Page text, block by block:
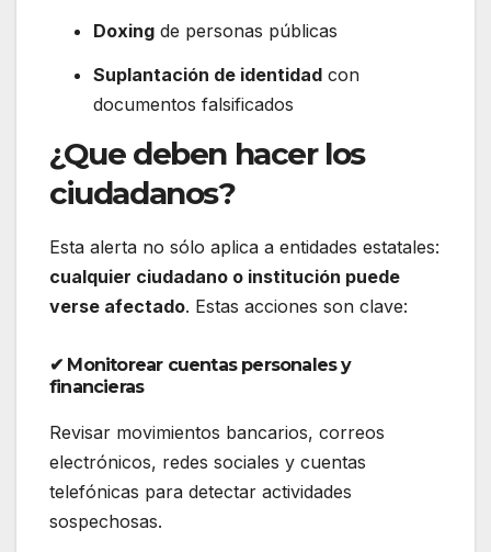
Doxing de personas públicas
Suplantación de identidad con
documentos falsificados
¿Que deben hacer los
ciudadanos?
Esta alerta no sólo aplica a entidades estatales:
cualquier ciudadano o institución puede
verse afectado. Estas acciones son clave:
✔ Monitorear cuentas personales y
financieras
Revisar movimientos bancarios, correos
electrónicos, redes sociales y cuentas
telefónicas para detectar actividades
sospechosas.